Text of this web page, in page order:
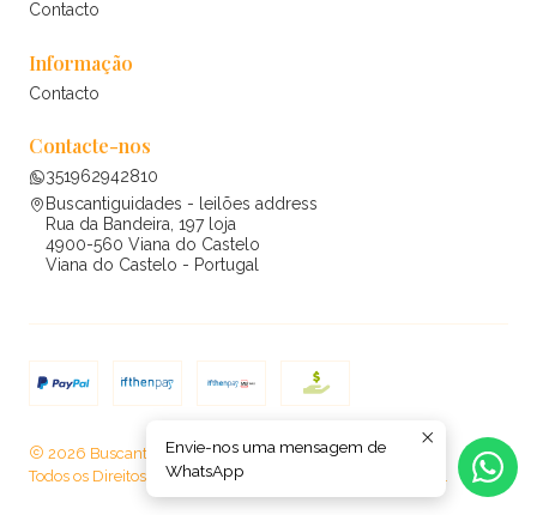
Contacto
Informação
Contacto
Contacte-nos
351962942810
Buscantiguidades - leilões address
Rua da Bandeira, 197 loja
4900-560 Viana do Castelo
Viana do Castelo - Portugal
2026 Buscantiguidades - leilões .
Todos os Direitos Reservados.Com tecnologia Jumpseller
Envie-nos uma mensagem de
WhatsApp